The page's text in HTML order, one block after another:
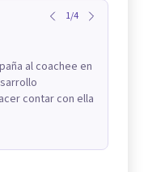
1/4
al coachee en
contar con ella